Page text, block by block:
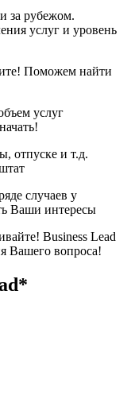
за рубежом.
услуг и уровень
Поможем найти
услуг
отпуске и т.д.
случаев у
Ваши интересы
Business Lead
Вашего вопроса!